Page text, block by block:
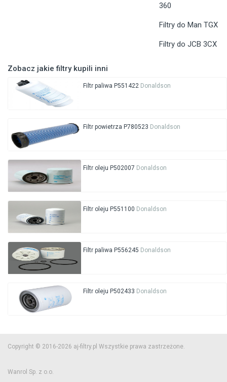
360
Filtry do Man TGX
Filtry do JCB 3CX
Zobacz jakie filtry kupili inni
Filtr paliwa P551422 Donaldson
Filtr powietrza P780523 Donaldson
Filtr oleju P502007 Donaldson
Filtr oleju P551100 Donaldson
Filtr paliwa P556245 Donaldson
Filtr oleju P502433 Donaldson
Copyright © 2016-2026 aj-filtry.pl Wszystkie prawa zastrzeżone.
Wanrol Sp. z o.o.